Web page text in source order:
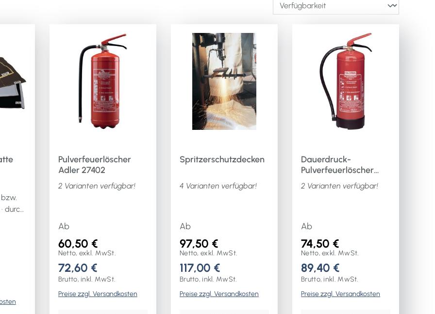
durch
·
B.
Pulverfeuerlöscher
Adler 27402
2 Varianten verfügbar!
Ab
60,50 €
Netto, exkl. MwSt.
72,60 €
Brutto, inkl. MwSt.
Preise zzgl. Versandkosten
Spritzerschutzdecken
4 Varianten verfügbar!
Ab
97,50 €
Netto, exkl. MwSt.
117,00 €
Brutto, inkl. MwSt.
Preise zzgl. Versandkosten
Dauerdruck-
Pulverfeuerlöscher
GLORIA 15797
2 Varianten verfügbar!
Ab
74,50 €
Netto, exkl. MwSt.
89,40 €
Brutto, inkl. MwSt.
Preise zzgl. Versandkosten